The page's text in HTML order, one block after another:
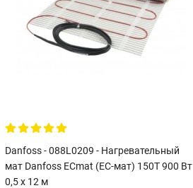
Danfoss - 088L0209 - Нагревательный
мат Danfoss ECmat (EC-мат) 150T 900 Вт
0,5 x 12 м